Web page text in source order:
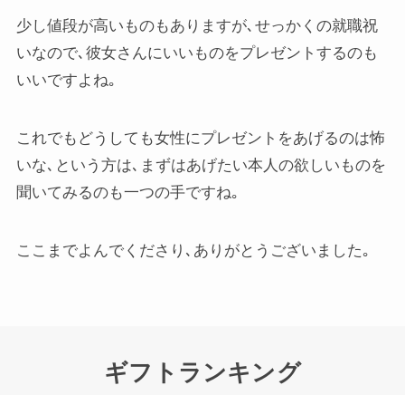
少し値段が高いものもありますが､せっかくの就職祝
いなので､彼女さんにいいものをプレゼントするのも
いいですよね｡
これでもどうしても女性にプレゼントをあげるのは怖
いな､という方は､まずはあげたい本人の欲しいものを
聞いてみるのも一つの手ですね｡
ここまでよんでくださり､ありがとうございました｡
ギフトランキング